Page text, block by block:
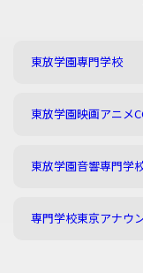
東放学園専門学校
東放学園映画アニメ
東放学園音響専門学
専門学校東京アナウ